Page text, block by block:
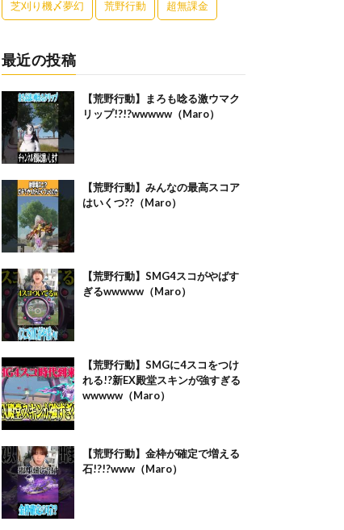
芝刈り機〆夢幻 荒野行動 超無課金
最近の投稿
【荒野行動】まろも唸る激ウマク
リップ!?!?wwwww（Maro）
【荒野行動】みんなの最高スコア
はいくつ??（Maro）
【荒野行動】SMG4スコがやばす
ぎるwwwww（Maro）
【荒野行動】SMGに4スコをつけ
れる!?新EX殿堂スキンが強すぎる
wwwww（Maro）
【荒野行動】金枠が確定で増える
石!?!?www（Maro）